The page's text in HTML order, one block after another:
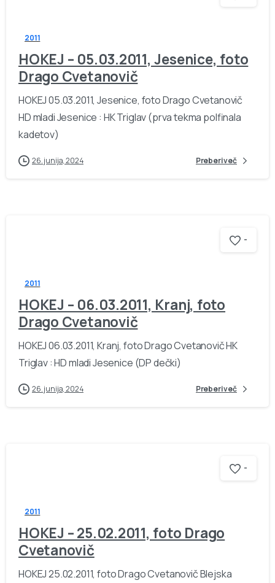
2011
HOKEJ – 05.03.2011, Jesenice, foto
Drago Cvetanovič
HOKEJ 05.03.2011, Jesenice, foto Drago Cvetanovič
HD mladi Jesenice : HK Triglav (prva tekma polfinala
kadetov)
26. junija, 2024 Preberi več
-
2011
HOKEJ – 06.03.2011, Kranj, foto
Drago Cvetanovič
HOKEJ 06.03.2011, Kranj, foto Drago Cvetanovič HK
Triglav : HD mladi Jesenice (DP dečki)
26. junija, 2024 Preberi več
-
2011
HOKEJ – 25.02.2011, foto Drago
Cvetanovič
HOKEJ 25.02.2011, foto Drago Cvetanovič Blejska